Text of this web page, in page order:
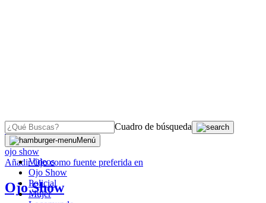
Cuadro de búsqueda
Menú
Videos
Ojo Show
Policial
Mujer
OJO
ojo show
AñadirOjocomo fuente preferida en
Ojo Show